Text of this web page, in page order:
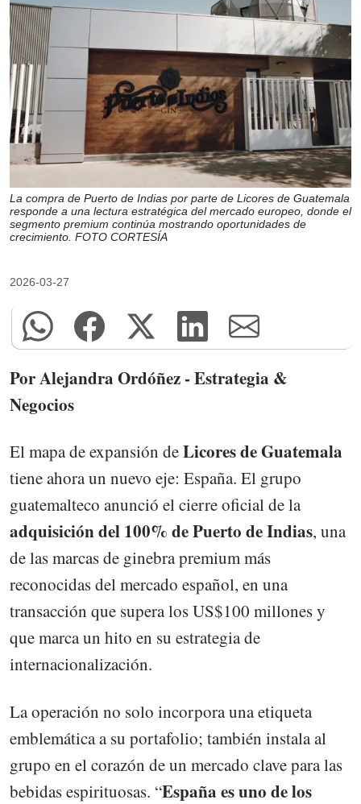
La compra de Puerto de Indias por parte de Licores de Guatemala
responde a una lectura estratégica del mercado europeo, donde el
segmento premium continúa mostrando oportunidades de
crecimiento. FOTO CORTESÍA
2026-03-27
Por Alejandra Ordóñez - Estrategia &
Negocios
El mapa de expansión deLicores de Guatemala
tiene ahora un nuevo eje: España. El grupo
guatemalteco anunció el cierre oficial de la
adquisición del 100% de Puerto de Indias, una
de las marcas de ginebra premium más
reconocidas del mercado español, en una
transacción que supera los US$100 millones y
que marca un hito en su estrategia de
internacionalización.
La operación no solo incorpora una etiqueta
emblemática a su portafolio; también instala al
grupo en el corazón de un mercado clave para las
bebidas espirituosas. “España es uno de los